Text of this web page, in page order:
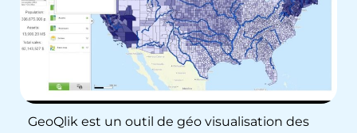
GeoQlik est un outil de géo visualisation des